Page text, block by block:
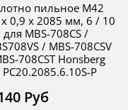
пильное M42
0,9 х 2085 мм, 6 / 10
для MBS-708CS /
/ MBS-708CSV
708CST Honsberg
PC20.2085.6.10S-P
Руб